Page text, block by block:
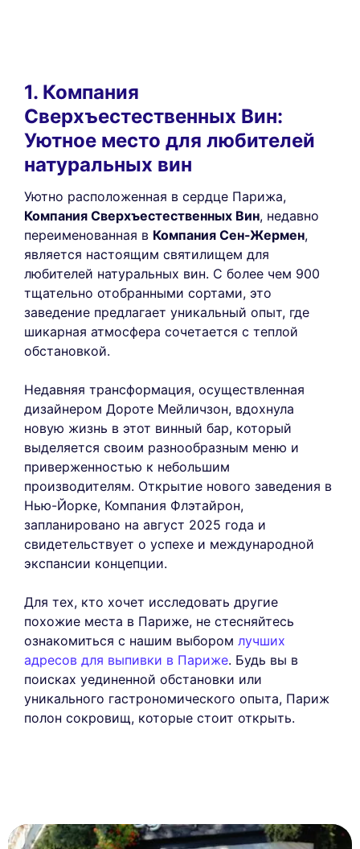
1. Компания
Сверхъестественных Вин:
Уютное место для любителей
натуральных вин
Уютно расположенная в сердце Парижа,
Компания Сверхъестественных Вин, недавно
переименованная в Компания Сен-Жермен,
является настоящим святилищем для
любителей натуральных вин. С более чем 900
тщательно отобранными сортами, это
заведение предлагает уникальный опыт, где
шикарная атмосфера сочетается с теплой
обстановкой.
Недавняя трансформация, осуществленная
дизайнером Дороте Мейличзон, вдохнула
новую жизнь в этот винный бар, который
выделяется своим разнообразным меню и
приверженностью к небольшим
производителям. Открытие нового заведения в
Нью-Йорке, Компания Флэтайрон,
запланировано на август 2025 года и
свидетельствует о успехе и международной
экспансии концепции.
Для тех, кто хочет исследовать другие
похожие места в Париже, не стесняйтесь
ознакомиться с нашим выбором лучших
адресов для выпивки в Париже. Будь вы в
поисках уединенной обстановки или
уникального гастрономического опыта, Париж
полон сокровищ, которые стоит открыть.